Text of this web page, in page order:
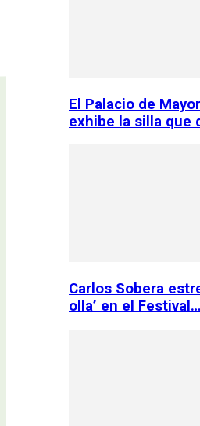
El Palacio de
exhibe la silla que
Carlos Sobera
olla’ en el Festival…